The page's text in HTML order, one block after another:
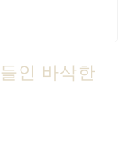
인 바삭한